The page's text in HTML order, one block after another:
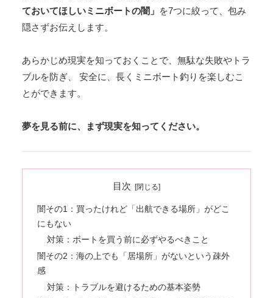
ておいてほしいミニボートの闇」 を7つに絞って、包み
隠さずお伝えします。
あらかじめ現実を知っておくことで、無駄な失敗やトラ
ブルを防ぎ、 安全に、長くミニボート釣りを楽しむこ
とができます。
夢を見る前に、まず現実を知ってください。
目次
闇その1：買ったけれど「出航できる場所」がどこ
にもない
対策：ボートを買う前に必ずやるべきこと
闇その2：海の上でも「居場所」がないという疎外
感
対策：トラブルを避けるための基本姿勢